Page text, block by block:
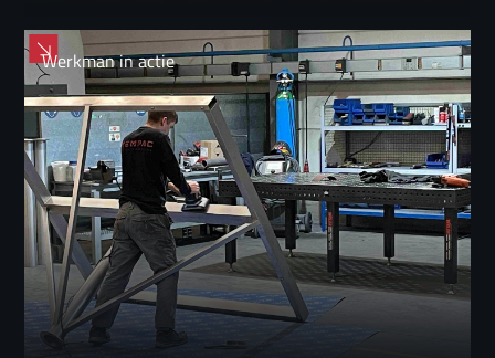
Werkman in actie